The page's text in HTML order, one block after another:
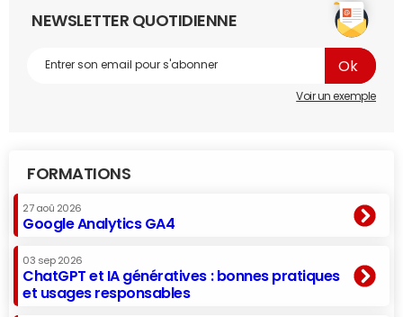
NEWSLETTER QUOTIDIENNE
Voir un exemple
FORMATIONS
27 aoû 2026
Google Analytics GA4
03 sep 2026
ChatGPT et IA génératives : bonnes pratiques
et usages responsables